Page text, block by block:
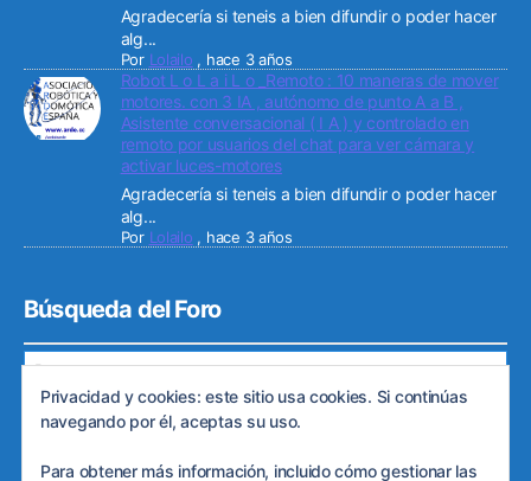
Privacidad y cookies: este sitio usa cookies. Si continúas
navegando por él, aceptas su uso.
Para obtener más información, incluido cómo gestionar las
Agradecería si teneis a bien difundir o poder hacer
alg...
Por Lolailo , hace 3 años
Robot L o L a i L o _Remoto : 10 maneras de mover
motores. con 3 IA , autónomo de punto A a B ,
Asistente conversacional ( I A ) y controlado en
remoto por usuarios del chat para ver cámara y
activar luces-motores
Agradecería si teneis a bien difundir o poder hacer
alg...
Por Lolailo , hace 3 años
Búsqueda del Foro